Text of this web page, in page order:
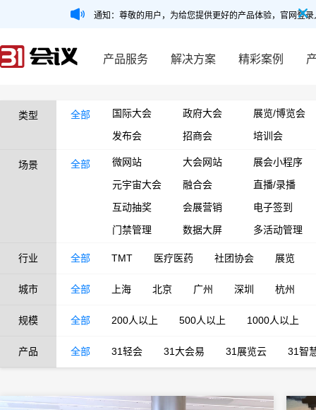
通知：尊敬的用户，为给您提供更好的产品体验，官网登
产品服务 解决方案 精彩案例
类型 全部 国际大会 政府大会
展览/博览会
发布会
招商会 培训会
场景 全部 微网站 大会网站
展会小程序
元宇宙大会
融合会
直播/录播
互动抽奖
会展营销
电子签到
门禁管理
数据大屏 多活动管理
行业 全部 TMT 医疗医药 社团协会 展览
城市 全部 上海 北京 广州 深圳 杭州
规模 全部 200人以上 500人以上 1000人以上
产品 全部 31轻会 31大会易 31展览云 31智